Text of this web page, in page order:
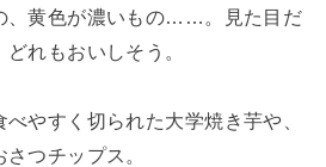
、黄色が濃いもの……。見た目だ
れもおいしそう。
やすく切られた大学焼き芋や、
つチップス。